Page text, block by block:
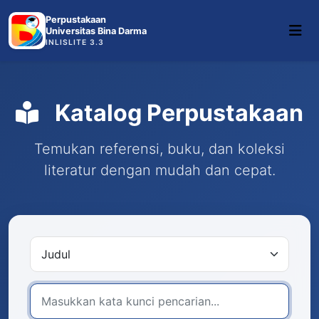
Perpustakaan
Universitas Bina Darma
INLISLITE 3.3
Katalog Perpustakaan
Temukan referensi, buku, dan koleksi
literatur dengan mudah dan cepat.